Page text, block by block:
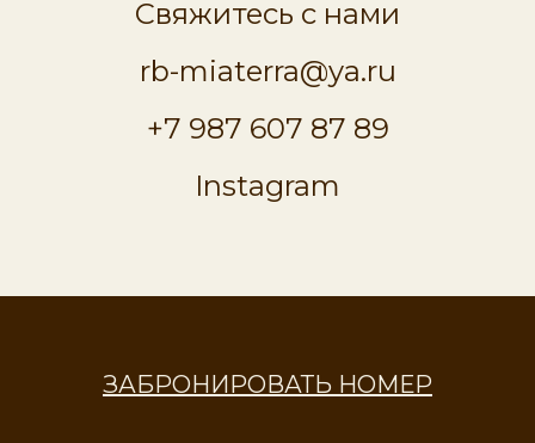
Свяжитесь с нами
rb-miaterra@ya.ru
+7 987 607 87 89
Instagram
ЗАБРОНИРОВАТЬ НОМЕР